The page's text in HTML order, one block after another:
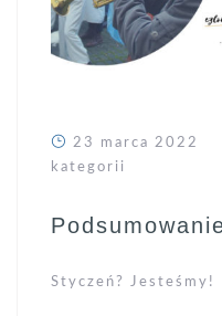
23 marca 2022
kategorii
Styczeń? Jesteśmy!